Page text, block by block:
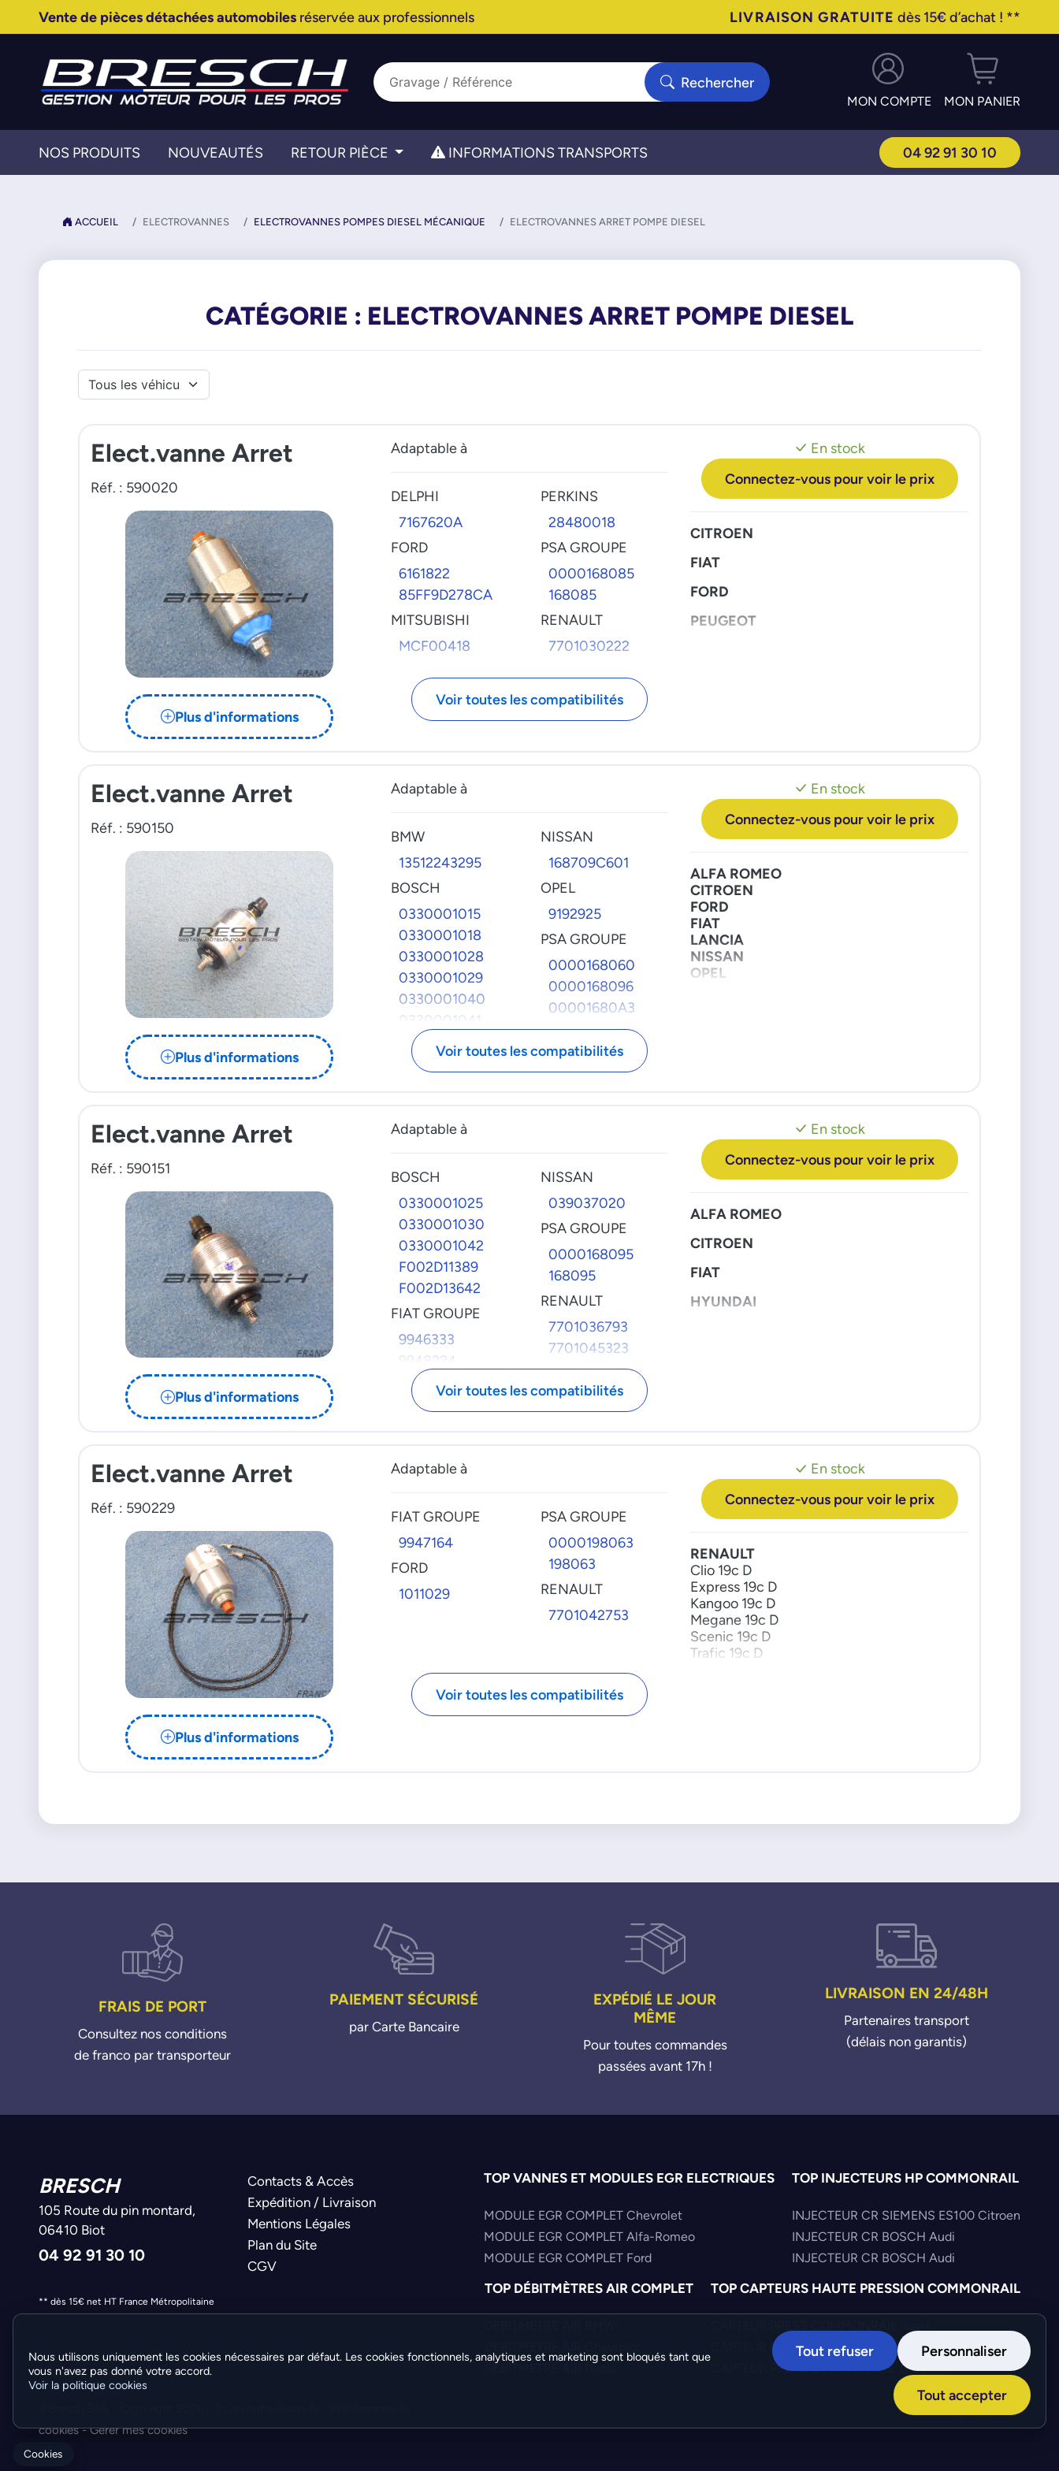
Vente de pièces détachées automobilesréservée aux professionnels LIVRAISON GRATUITE dès 15€ d’achat ! **
Rechercher
MON COMPTE MON PANIER
NOS PRODUITS NOUVEAUTÉS RETOUR PIÈCE INFORMATIONS TRANSPORTS 04 92 91 30 10
ACCUEIL ELECTROVANNES ELECTROVANNES POMPES DIESEL MÉCANIQUE ELECTROVANNES ARRET POMPE DIESEL
CATÉGORIE : ELECTROVANNES ARRET POMPE DIESEL
Elect.vanne Arret
Réf. : 590020
Plus d'informations
Adaptable à
DELPHI
7167620A
FORD
6161822
85FF9D278CA
MITSUBISHI
MCF00418
PERKINS
28480018
PSA GROUPE
0000168085
168085
RENAULT
7701030222
Voir toutes les compatibilités
En stock
Connectez-vous pour voir le prix
CITROEN
FIAT
FORD
PEUGEOT
Elect.vanne Arret
Réf. : 590150
Plus d'informations
Adaptable à
BMW
13512243295
BOSCH
0330001015
0330001018
0330001028
0330001029
0330001040
0330001041
1467010554
1467010558
F002D13640
9946984
99481680
FORD
6177139
86FF9D278AA
IVECO
9971792
9971835
NISSAN
168709C601
OPEL
9192925
PSA GROUPE
0000168060
0000168096
00001680A3
168060
168096
1680A3
028130135B
Voir toutes les compatibilités
En stock
Connectez-vous pour voir le prix
ALFA ROMEO
CITROEN
FORD
FIAT
LANCIA
NISSAN
OPEL
Elect.vanne Arret
Réf. : 590151
Plus d'informations
Adaptable à
BOSCH
0330001025
0330001030
0330001042
F002D11389
F002D13642
FIAT GROUPE
9946333
9948224
HONDA
16340P5TG00
3912142020
IVECO
42533181
9971877
MERCEDES
NISSAN
039037020
PSA GROUPE
0000168095
168095
RENAULT
7701036793
7701045323
7701846667
RENAULT TRUCKS
Voir toutes les compatibilités
En stock
Connectez-vous pour voir le prix
ALFA ROMEO
CITROEN
FIAT
HYUNDAI
VW
Elect.vanne Arret
Réf. : 590229
Plus d'informations
Adaptable à
FIAT GROUPE
9947164
FORD
1011029
PSA GROUPE
0000198063
198063
RENAULT
7701042753
Voir toutes les compatibilités
En stock
Connectez-vous pour voir le prix
RENAULT
Clio 19c D
Express 19c D
Kangoo 19c D
Megane 19c D
Scenic 19c D
Trafic 19c D
FRAIS DE PORT
Consultez nos conditions
de franco par transporteur
PAIEMENT SÉCURISÉ
par Carte Bancaire
EXPÉDIÉ LE JOUR
MÊME
Pour toutes commandes
passées avant 17h !
LIVRAISON EN 24/48H
Partenaires transport
(délais non garantis)
BRESCH
105 Route du pin montard,
06410 Biot
04 92 91 30 10
Contacts & Accès
Expédition / Livraison
Mentions Légales
Plan du Site
CGV
** dès 15€ net HT France Métropolitaine
TOP VANNES ET MODULES EGR ELECTRIQUES
MODULE EGR COMPLET Chevrolet
MODULE EGR COMPLET Alfa-Romeo
MODULE EGR COMPLET Ford
TOP INJECTEURS HP COMMONRAIL
INJECTEUR CR SIEMENS ES100 Citroen
INJECTEUR CR BOSCH Audi
INJECTEUR CR BOSCH Audi
TOP DÉBITMÈTRES AIR COMPLET
DEBITMETRE AIR Dacia
TOP CAPTEURS HAUTE PRESSION COMMONRAIL
CAPTEUR PRESS COMMONRAIL KHD
CAPTEUR PRESS COMMONRAIL Chrysler
cookies-Gérer mes cookies
Création :
Cookies
Nous utilisons uniquement les cookies nécessaires par défaut. Les cookies fonctionnels, analytiques et marketing sont bloqués tant que
vous n'avez pas donné votre accord.
Voir la politique cookies
Tout refuser Personnaliser
Tout accepter